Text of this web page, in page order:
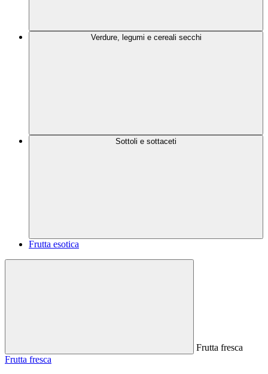
Verdure, legumi e cereali secchi
Sottoli e sottaceti
Frutta esotica
Frutta fresca
Frutta fresca